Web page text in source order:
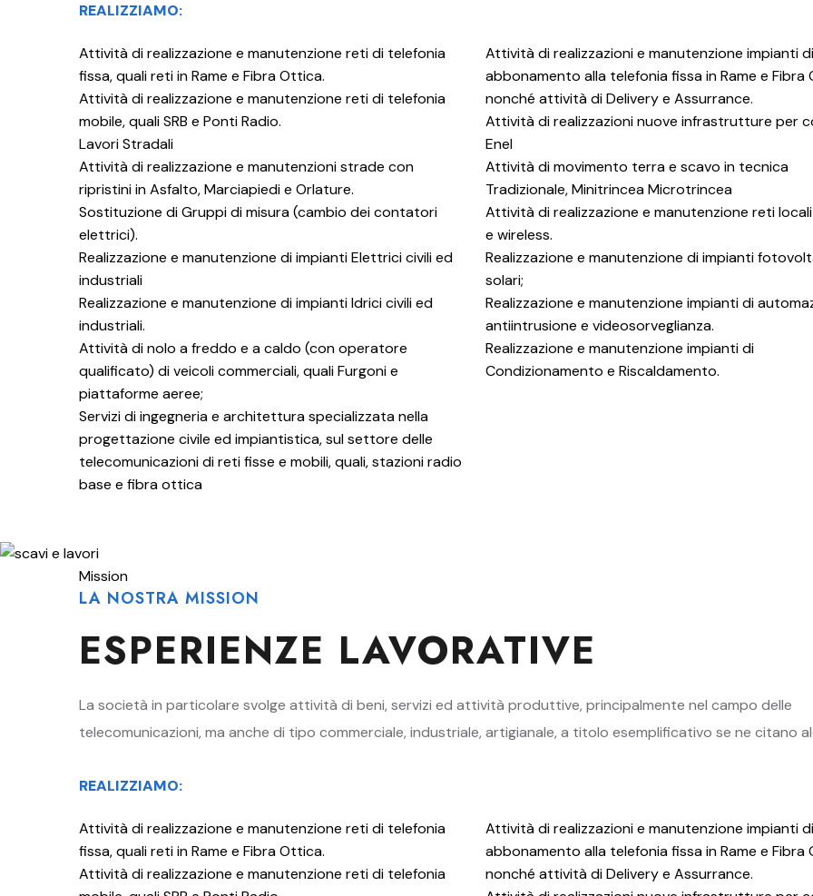
REALIZZIAMO:
Attività di realizzazione e manutenzione reti di telefonia
fissa, quali reti in Rame e Fibra Ottica.
Attività di realizzazione e manutenzione reti di telefonia
mobile, quali SRB e Ponti Radio.
Lavori Stradali
Attività di realizzazione e manutenzioni strade con
ripristini in Asfalto, Marciapiedi e Orlature.
Sostituzione di Gruppi di misura (cambio dei contatori
elettrici).
Realizzazione e manutenzione di impianti Elettrici civili ed
industriali
Realizzazione e manutenzione di impianti Idrici civili ed
industriali.
Attività di nolo a freddo e a caldo (con operatore
qualificato) di veicoli commerciali, quali Furgoni e
piattaforme aeree;
Servizi di ingegneria e architettura specializzata nella
progettazione civile ed impiantistica, sul settore delle
telecomunicazioni di reti fisse e mobili, quali, stazioni radio
base e fibra ottica
Attività di realizzazioni e manutenzione impianti di
abbonamento alla telefonia fissa in Rame e Fibra
nonché attività di Delivery e Assurrance.
Attività di realizzazioni nuove infrastrutture per
Enel
Attività di movimento terra e scavo in tecnica
Tradizionale, Minitrincea Microtrincea
Attività di realizzazione e manutenzione reti
e wireless.
Realizzazione e manutenzione di impianti
solari;
Realizzazione e manutenzione impianti di
antiintrusione e videosorveglianza.
Realizzazione e manutenzione impianti di
Condizionamento e Riscaldamento.
Mission
LA NOSTRA MISSION
ESPERIENZE LAVORATIVE
La società in particolare svolge attività di beni, servizi ed attività produttive, principalmente nel campo delle
telecomunicazioni, ma anche di tipo commerciale, industriale, artigianale, a titolo esemplificativo se ne citano
REALIZZIAMO:
Attività di realizzazione e manutenzione reti di telefonia
fissa, quali reti in Rame e Fibra Ottica.
Attività di realizzazione e manutenzione reti di telefonia
Attività di realizzazioni e manutenzione impianti di
abbonamento alla telefonia fissa in Rame e Fibra
nonché attività di Delivery e Assurrance.